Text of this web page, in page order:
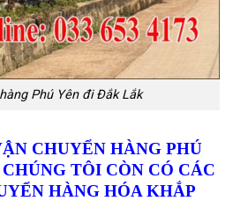
Phú Yên đi Đắk Lắk
CHUYỂN HÀNG PHÚ
TÔI CÒN CÓ CÁC
HÀNG HÓA KHẮP